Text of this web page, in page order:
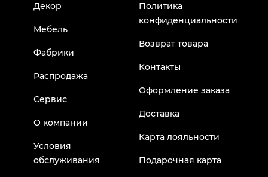
Декор
Мебель
Фабрики
Распродажа
Сервис
О компании
Условия
обслуживания
Политика
конфиденциальности
Возврат товара
Контакты
Оформление заказа
Доставка
Карта лояльности
Подарочная карта